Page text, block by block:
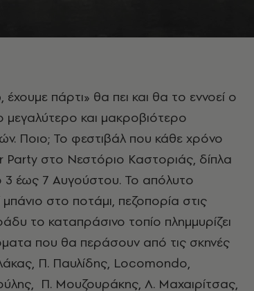
έχουμε πάρτι» θα πει και θα το εννοεί ο
και μακροβιότερο
Ποιο; Το φεστιβάλ που κάθε χρόνο
Party στο Νεστόριο Καστοριάς, δίπλα
3 έως 7 Αυγούστου. Το απόλυτο
στο ποτάμι, πεζοπορία στις
το καταπράσινο τοπίο πλημμυρίζει
που θα περάσουν από τις σκηνές
Π. Παυλίδης, Locomondo,
Π. Μουζουράκης, Λ. Μαχαιρίτσας,